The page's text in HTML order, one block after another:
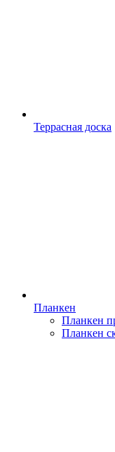
Террасная доска
Планкен
Планкен
Планкен